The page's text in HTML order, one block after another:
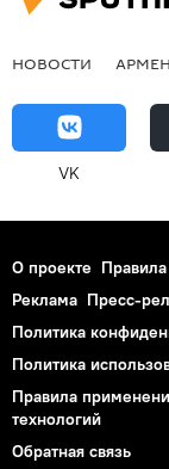
НОВОСТИ
VK
О проекте
Реклама Пресс-
Политика
Политика
Правила
технологий
Обратная связь